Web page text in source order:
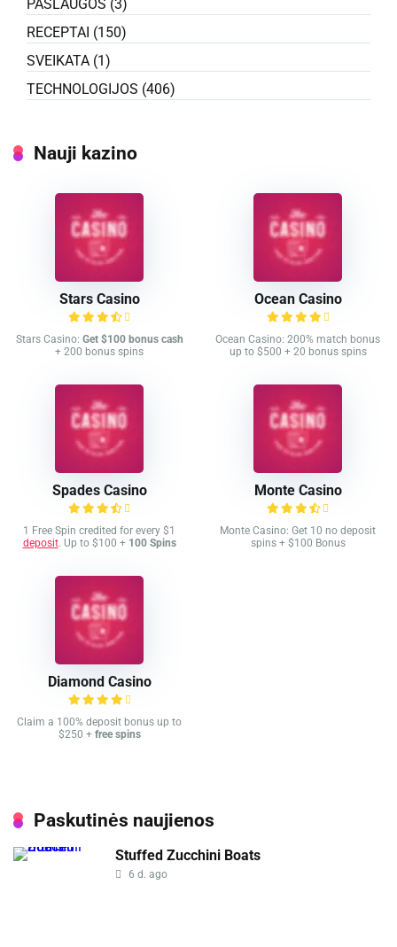
PASLAUGOS (3)
RECEPTAI (150)
SVEIKATA (1)
TECHNOLOGIJOS (406)
Nauji kazino
Stars Casino
Stars Casino: Get $100 bonus cash
+ 200 bonus spins
Ocean Casino
Ocean Casino: 200% match bonus
up to $500 + 20 bonus spins
Spades Casino
1 Free Spin credited for every $1
deposit. Up to $100 + 100 Spins
Monte Casino
Monte Casino: Get 10 no deposit
spins + $100 Bonus
Diamond Casino
Claim a 100% deposit bonus up to
$250 + free spins
Paskutinės naujienos
Stuffed Zucchini Boats
6 d. ago